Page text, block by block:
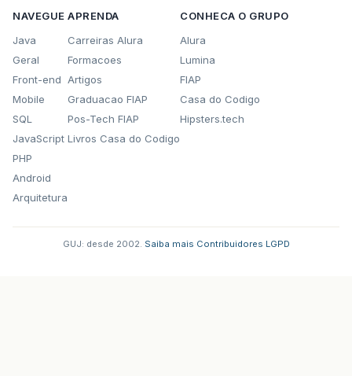
NAVEGUE
Java
Geral
Front-end
Mobile
SQL
JavaScript
PHP
Android
Arquitetura
APRENDA
Carreiras Alura
Formacoes
Artigos
Graduacao FIAP
Pos-Tech FIAP
Livros Casa do Codigo
CONHECA O GRUPO
Alura
Lumina
FIAP
Casa do Codigo
Hipsters.tech
GUJ: desde 2002. Saiba mais Contribuidores LGPD